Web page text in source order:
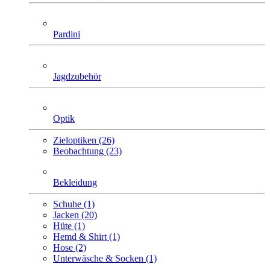
Pardini
Jagdzubehör
Optik
Zieloptiken (26)
Beobachtung (23)
Bekleidung
Schuhe (1)
Jacken (20)
Hüte (1)
Hemd & Shirt (1)
Hose (2)
Unterwäsche & Socken (1)